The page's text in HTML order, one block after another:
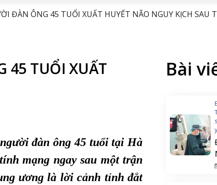
ĐÀN ÔNG 45 TUỔI XUẤT HUYẾT NÃO NGUY KỊCH SAU
45 TUỔI XUẤT
đàn ông 45 tuổi tại Hà
mạng ngay sau một trận
ương là lời cảnh tỉnh đắt
Bài